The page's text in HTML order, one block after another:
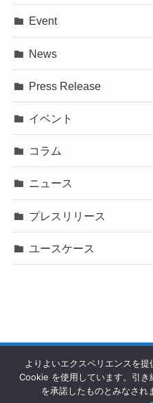
Event
News
Press Release
イベント
コラム
ニュース
プレスリリース
ユースケース
ホーム 会社情報 利用規
プライバシーポリ
よりよいエクスペリエンスを
Cookie を使用しています。引
を承諾したものとみなされ